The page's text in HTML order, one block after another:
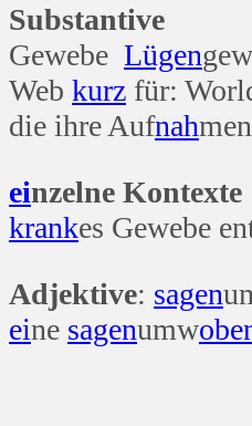
Substantive
Gewebe Lügen
Web kurz für:
die ihre Aufnahmen
einzelne Kontexte
krankes Gewebe
Adjektive: sagen
eine sagenumw